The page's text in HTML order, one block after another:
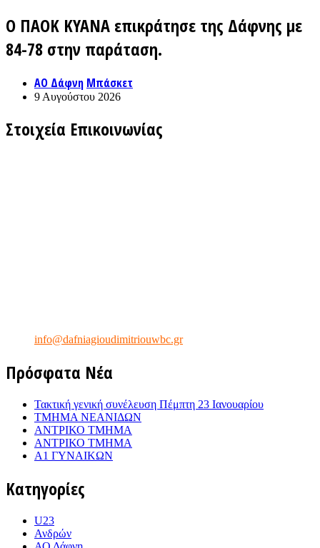
Ο ΠΑΟΚ ΚΥΑΝΑ επικράτησε της Δάφνης με
84-78 στην παράταση.
ΑΟ Δάφνη Μπάσκετ
9 Αυγούστου 2026
Στοιχεία Επικοινωνίας
info@dafniagioudimitriouwbc.gr
Πρόσφατα Νέα
Τακτική γενική συνέλευση Πέμπτη 23 Ιανουαρίου
ΤΜΗΜΑ ΝΕΑΝΙΔΩΝ
ΑΝΤΡΙΚΟ ΤΜΗΜΑ
ΑΝΤΡΙΚΟ ΤΜΗΜΑ
Α1 ΓΥΝΑΙΚΩΝ
Κατηγορίες
U23
Ανδρών